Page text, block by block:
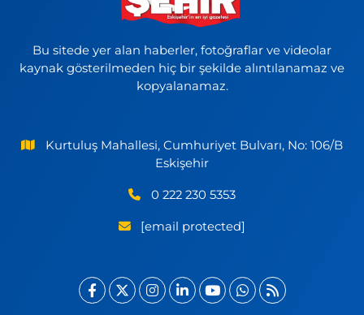
Bu sitede yer alan haberler, fotoğraflar ve videolar
kaynak gösterilmeden hiç bir şekilde alıntılanamaz ve
kopyalanamaz.
Kurtuluş Mahallesi, Cumhuriyet Bulvarı, No: 106/B
Eskişehir
0 222 230 5353
[email protected]